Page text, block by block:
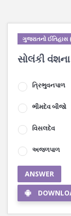
ગુજરાતનો
સોલંકી
ત્રિભુવનપાળ
ભીમદેવ બીજો
વિસલદેવ
અજળપાળ
ANSWER